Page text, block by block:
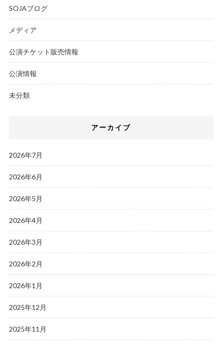
SOJAブログ
メディア
公演チケット販売情報
公演情報
未分類
アーカイブ
2026年7月
2026年6月
2026年5月
2026年4月
2026年3月
2026年2月
2026年1月
2025年12月
2025年11月